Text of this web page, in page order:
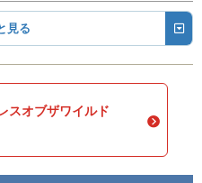
見る
スオブザワイルド